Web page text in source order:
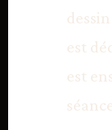
est
est